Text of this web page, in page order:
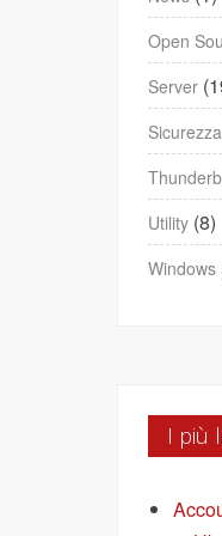
Open
Server
Sicurezza
Utility (8)
Windows
I più